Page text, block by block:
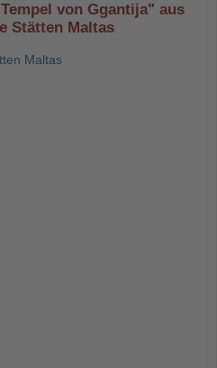
von Ggantija" aus
Stätten Maltas
Maltas